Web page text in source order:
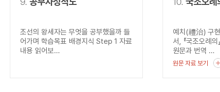
조선의 왕세자는 무엇을 공부했을까 들
어가며 학습목표 배경지식 Step 1 자료
내용 읽어보...
예치(禮治) 구
서, 『국조오례
원문과 번역 ...
원문 자료 보기